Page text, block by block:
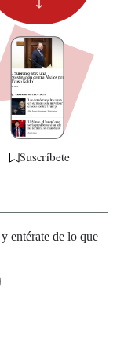
Suscríbete
entérate de lo que